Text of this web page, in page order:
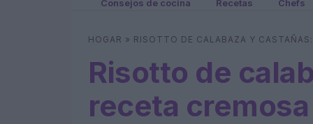
Consejos de cocina Recetas Chefs
HOGAR » RISOTTO DE CALABAZA Y
Risotto de
receta